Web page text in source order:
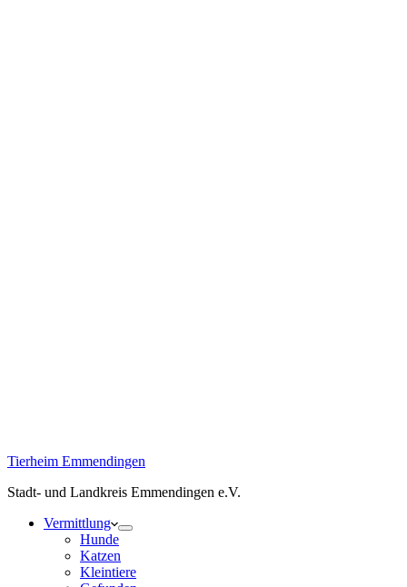
Tierheim Emmendingen
Stadt- und Landkreis Emmendingen e.V.
Vermittlung
Hunde
Katzen
Kleintiere